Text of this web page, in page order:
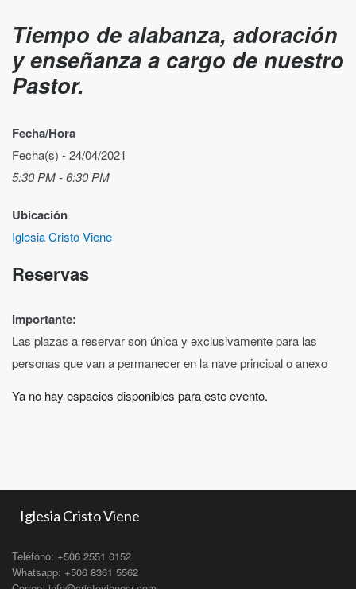
Tiempo de alabanza, adoración
y enseñanza a cargo de nuestro
Pastor.
Fecha/Hora
Fecha(s) - 24/04/2021
5:30 PM - 6:30 PM
Ubicación
Iglesia Cristo Viene
Reservas
Importante:
Las plazas a reservar son única y exclusivamente para las
personas que van a permanecer en la nave principal o anexo
Ya no hay espacios disponibles para este evento.
Iglesia Cristo Viene
Teléfono: +506 2551 0152
Whatsapp: +506 8361 5562